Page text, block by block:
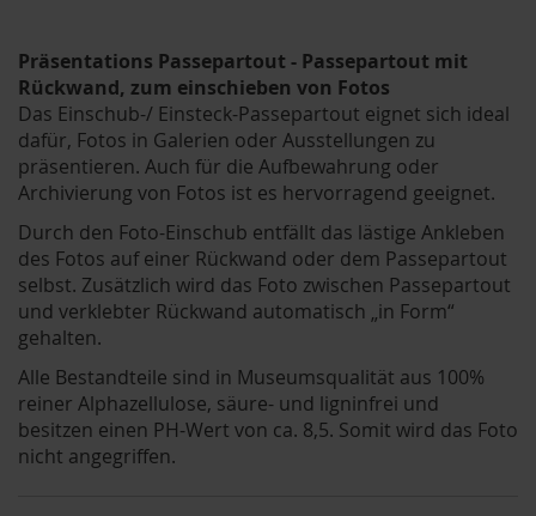
Präsentations Passepartout - Passepartout mit
Rückwand, zum einschieben von Fotos
Das Einschub-/ Einsteck-Passepartout eignet sich ideal
dafür, Fotos in Galerien oder Ausstellungen zu
präsentieren. Auch für die Aufbewahrung oder
Archivierung von Fotos ist es hervorragend geeignet.
Durch den Foto-Einschub entfällt das lästige Ankleben
des Fotos auf einer Rückwand oder dem Passepartout
selbst. Zusätzlich wird das Foto zwischen Passepartout
und verklebter Rückwand automatisch „in Form“
gehalten.
Alle Bestandteile sind in Museumsqualität aus 100%
reiner Alphazellulose, säure- und ligninfrei und
besitzen einen PH-Wert von ca. 8,5. Somit wird das Foto
nicht angegriffen.